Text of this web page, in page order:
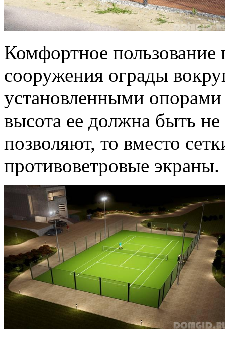
Комфортное пользование
сооружения ограды
установленными опорами
высота ее должна быть
позволяют, то вместо
противоветровые экраны.